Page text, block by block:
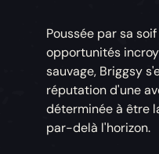
Poussée par sa
opportunités
sauvage, Briggsy
réputation d'une
déterminée à être
par-delà l'horizon.